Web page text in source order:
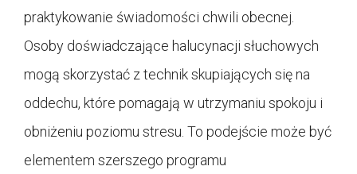
praktykowanie świadomości chwili obecnej.
Osoby doświadczające halucynacji słuchowych
mogą skorzystać z technik skupiających się na
oddechu, które pomagają w utrzymaniu spokoju i
obniżeniu poziomu stresu. To podejście może być
elementem szerszego programu